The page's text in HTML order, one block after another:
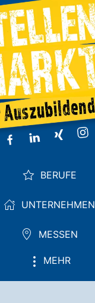
BERUFE
UNTERNEHMEN
MESSEN
MEHR